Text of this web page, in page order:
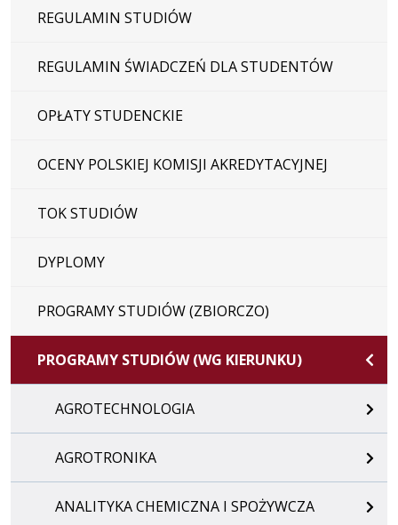
REGULAMIN STUDIÓW
REGULAMIN ŚWIADCZEŃ DLA STUDENTÓW
OPŁATY STUDENCKIE
OCENY POLSKIEJ KOMISJI AKREDYTACYJNEJ
TOK STUDIÓW
DYPLOMY
PROGRAMY STUDIÓW (ZBIORCZO)
PROGRAMY STUDIÓW (WG KIERUNKU)
AGROTECHNOLOGIA
AGROTRONIKA
ANALITYKA CHEMICZNA I SPOŻYWCZA